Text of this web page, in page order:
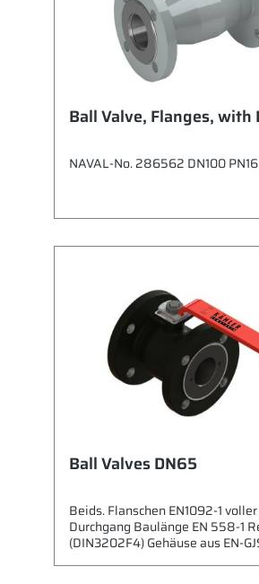
Ball Valve, Flanges, with
NAVAL-No. 286562 DN100 PN16
Ball Valves DN65
Beids. Flanschen EN1092-1
Durchgang Baulänge EN 558-1
(DIN3202F4) Gehäuse aus EN-